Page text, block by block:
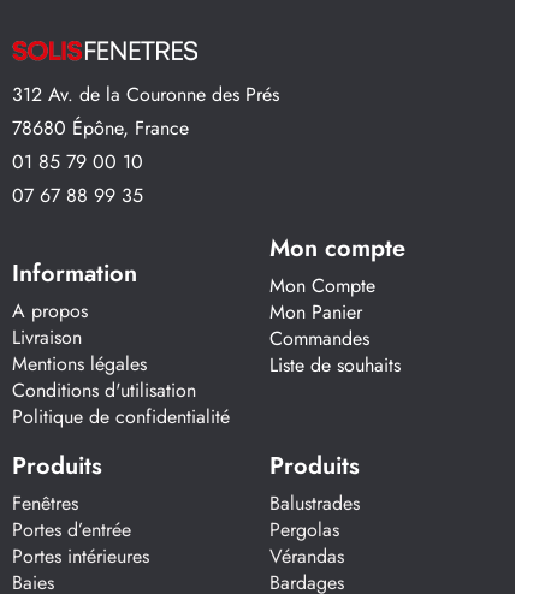
312 Av. de la Couronne des Prés
78680 Épône, France
01 85 79 00 10
07 67 88 99 35
Information
A propos
Livraison
Mentions légales
Conditions d'utilisation
Politique de confidentialité
Mon compte
Mon Compte
Mon Panier
Commandes
Liste de souhaits
Produits
Fenêtres
Portes d’entrée
Portes intérieures
Baies
Produits
Balustrades
Pergolas
Vérandas
Bardages